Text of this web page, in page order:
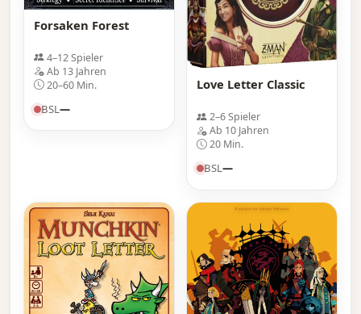
Forsaken Forest
4–12 Spieler
Ab 13 Jahren
20–60 Min.
BSL—
Love Letter Classic
2–6 Spieler
Ab 10 Jahren
20 Min.
BSL—